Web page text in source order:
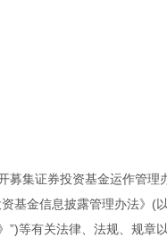
集证券投资基金运作管理
基金信息披露管理办法》(
等有关法律、法规、规章